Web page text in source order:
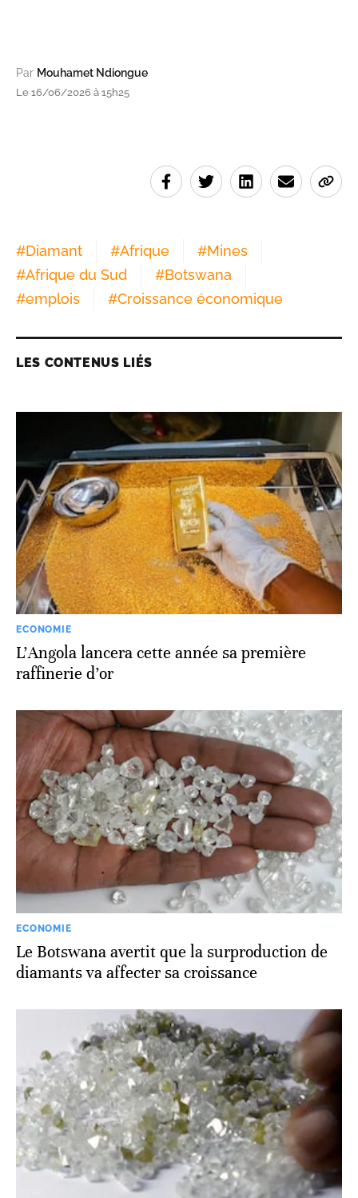
Par Mouhamet Ndiongue
Le 16/06/2026 à 15h25
#Diamant #Afrique #Mines
#Afrique du Sud #Botswana
#emplois #Croissance économique
LES CONTENUS LIÉS
ECONOMIE
L’Angola lancera cette année sa première
raffinerie d’or
ECONOMIE
Le Botswana avertit que la surproduction de
diamants va affecter sa croissance